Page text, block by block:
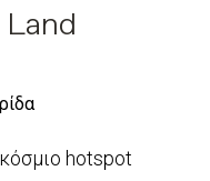
Land
hotspot